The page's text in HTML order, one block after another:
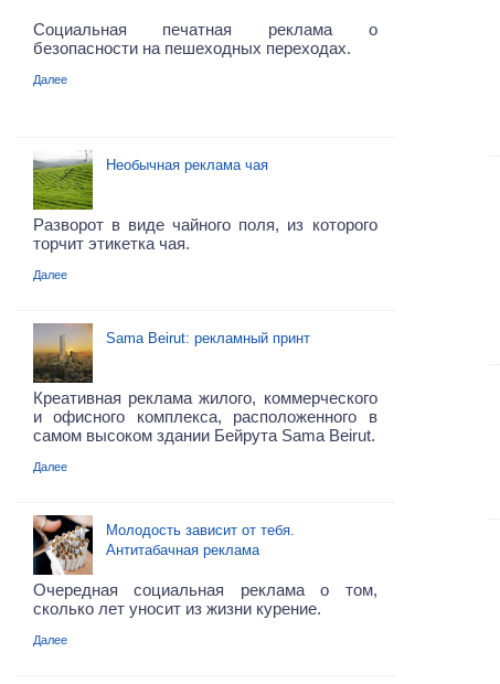
Социальная печатная реклама о
безопасности на пешеходных переходах.
Далее
Необычная реклама чая
Разворот в виде чайного поля, из которого
торчит этикетка чая.
Далее
Sama Beirut: рекламный принт
Креативная реклама жилого, коммерческого
и офисного комплекса, расположенного в
самом высоком здании Бейрута Sama Beirut.
Далее
Молодость зависит от тебя.
Антитабачная реклама
Очередная социальная реклама о том,
сколько лет уносит из жизни курение.
Далее